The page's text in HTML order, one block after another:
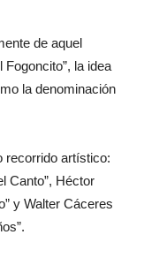
de aquel
Fogoncito”, la idea
la denominación
recorrido artístico:
Canto”, Héctor
y Walter Cáceres